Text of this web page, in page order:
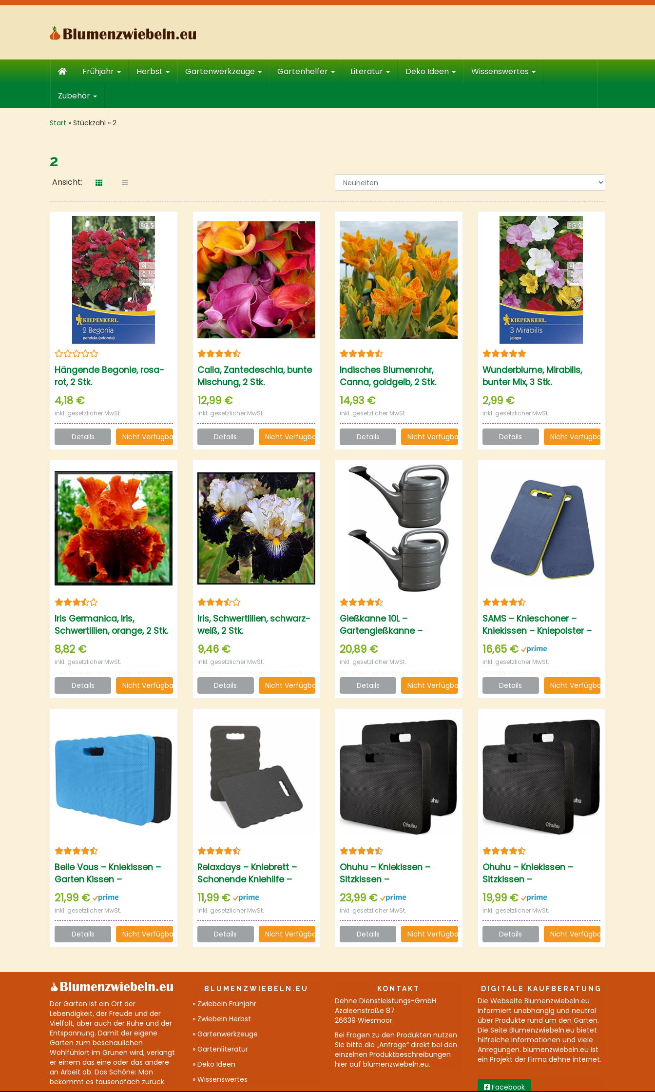
Skip
Frühjahr Herbst Gartenwerkzeuge Gartenhelfer Literatur Deko Ideen Wissenswertes
Zubehör
Start » Stückzahl » 2
2
Ansicht:
Hängende Begonie, rosa-
rot, 2 Stk.
4,18 €
inkl. gesetzlicher MwSt.
Details Nicht Verfügbar
Calla, Zantedeschia, bunte
Mischung, 2 Stk.
12,99 €
inkl. gesetzlicher MwSt.
Details Nicht Verfügbar
Indisches Blumenrohr,
Canna, goldgelb, 2 Stk.
14,93 €
inkl. gesetzlicher MwSt.
Details Nicht Verfügbar
Wunderblume, Mirabilis,
bunter Mix, 3 Stk.
2,99 €
inkl. gesetzlicher MwSt.
Details Nicht Verfügbar
Iris Germanica, Iris,
Schwertlilien, orange, 2 Stk.
8,82 €
inkl. gesetzlicher MwSt.
Details Nicht Verfügbar
Iris, Schwertlilien, schwarz-
weiß, 2 Stk.
9,46 €
inkl. gesetzlicher MwSt.
Details Nicht Verfügbar
Gießkanne 10L –
Gartengießkanne –
Kunststoff
20,89 €
inkl. gesetzlicher MwSt.
Details Nicht Verfügbar
SAMS – Knieschoner –
Kniekissen – Kniepolster –
Knieunterlage
16,65 €
inkl. gesetzlicher MwSt.
Details Nicht Verfügbar
Belle Vous – Kniekissen –
Garten Kissen –
Knieschoner – Garten-
Schaumkissen mit Griff –
Kniekissen für Gartenarbeit
21,99 €
inkl. gesetzlicher MwSt.
Details Nicht Verfügbar
Relaxdays – Kniebrett –
Schonende Kniehilfe –
Kniematte
11,99 €
inkl. gesetzlicher MwSt.
Details Nicht Verfügbar
Ohuhu – Kniekissen –
Sitzkissen –
Mehrzweckkissen –
Premium Knieschoner –
Knie-Matte
23,99 €
inkl. gesetzlicher MwSt.
Details Nicht Verfügbar
Ohuhu – Kniekissen –
Sitzkissen –
Mehrzweckkissen für
Arbeiten im Garten –
Premium Knieschoner
19,99 €
inkl. gesetzlicher MwSt.
Details Nicht Verfügbar
Der Garten ist ein Ort der
Lebendigkeit, der Freude und der
Vielfalt, aber auch der Ruhe und der
Entspannung. Damit der eigene
Garten zum beschaulichen
Wohlfühlort im Grünen wird, verlangt
er einem das eine oder das andere
an Arbeit ab. Das Schöne: Man
bekommt es tausendfach zurück.
BLUMENZWIEBELN.EU
Zwiebeln Frühjahr
Zwiebeln Herbst
Gartenwerkzeuge
Gartenliteratur
Deko Ideen
Wissenswertes
KONTAKT
Dehne Dienstleistungs-GmbH
Azaleenstraße 87
26639 Wiesmoor
Bei Fragen zu den Produkten nutzen
Sie bitte die „Anfrage“ direkt bei den
einzelnen Produktbeschreibungen
hier auf blumenzwiebeln.eu.
DIGITALE KAUFBERATUNG
Die Webseite Blumenzwiebeln.eu
informiert unabhängig und neutral
über Produkte rund um den Garten.
Die Seite Blumenzwiebeln.eu bietet
hilfreiche Informationen und viele
Anregungen. blumenzwiebeln.eu ist
ein Projekt der Firma dehne internet.
Facebook